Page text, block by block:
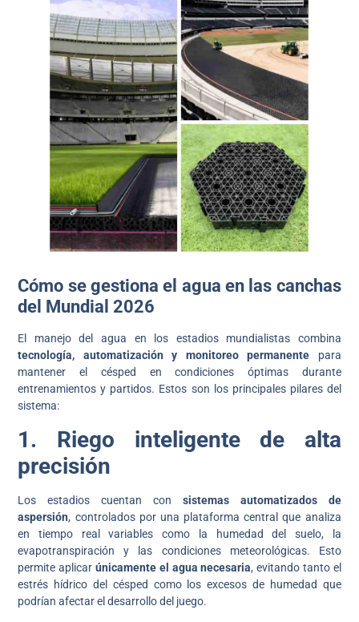
Cómo se gestiona el agua en las canchas
del Mundial 2026
El manejo del agua en los estadios mundialistas combina
tecnología, automatización y monitoreo permanente para
mantener el césped en condiciones óptimas durante
entrenamientos y partidos. Estos son los principales pilares del
sistema:
1. Riego inteligente de alta
precisión
Los estadios cuentan con sistemas automatizados de
aspersión, controlados por una plataforma central que analiza
en tiempo real variables como la humedad del suelo, la
evapotranspiración y las condiciones meteorológicas. Esto
permite aplicar únicamente el agua necesaria, evitando tanto el
estrés hídrico del césped como los excesos de humedad que
podrían afectar el desarrollo del juego.